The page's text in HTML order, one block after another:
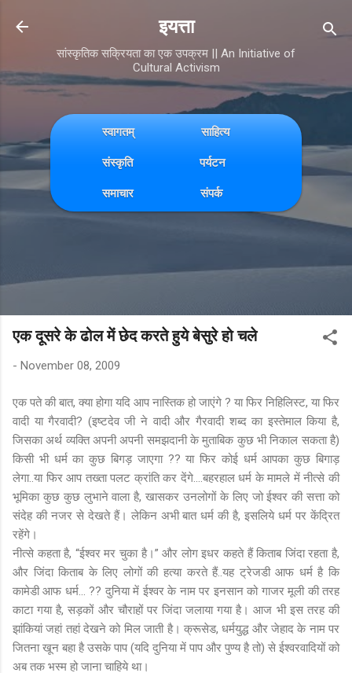
Skip to main content
इयत्ता
सांस्कृतिक सक्रियता का एक उपक्रम || An Initiative of
Cultural Activism
स्वागतम् साहित्य
संस्कृति पर्यटन
समाचार संपर्क
एक दूसरे के ढोल में छेद करते हुये बेसुरे हो चले
- November 08, 2009
एक पते की बात, क्या होगा यदि आप नास्तिक हो जाएंगे ? या फिर निहिलिस्ट, या फिर
वादी या गैरवादी? (इष्टदेव जी ने वादी और गैरवादी शब्द का इस्तेमाल किया है,
जिसका अर्थ व्यक्ति अपनी अपनी समझदानी के मुताबिक कुछ भी निकाल सकता है)
किसी भी धर्म का कुछ बिगड़ जाएगा ?? या फिर कोई धर्म आपका कुछ बिगाड़
लेगा..या फिर आप तख्ता पलट क्रांति कर देंगे....बहरहाल धर्म के मामले में नीत्से की
भूमिका कुछ कुछ लुभाने वाला है, खासकर उनलोगों के लिए जो ईश्वर की सत्ता को
संदेह की नजर से देखते हैं। लेकिन अभी बात धर्म की है, इसलिये धर्म पर केंद्रित
रहेंगे।
नीत्से कहता है, “ईश्वर मर चुका है।” और लोग इधर कहते हैं किताब जिंदा रहता है,
और जिंदा किताब के लिए लोगों की हत्या करते हैं..यह ट्रेजडी आफ धर्म है कि
कामेडी आफ धर्म... ?? दुनिया में ईश्वर के नाम पर इनसान को गाजर मूली की तरह
काटा गया है, सड़कों और चौराहों पर जिंदा जलाया गया है। आज भी इस तरह की
झांकियां जहां तहां देखने को मिल जाती है। क्रूसेड, धर्मयुद्ध और जेहाद के नाम पर
जितना खून बहा है उसके पाप (यदि दुनिया में पाप और पुण्य है तो) से ईश्वरवादियों को
अब तक भस्म हो जाना चाहिये था।